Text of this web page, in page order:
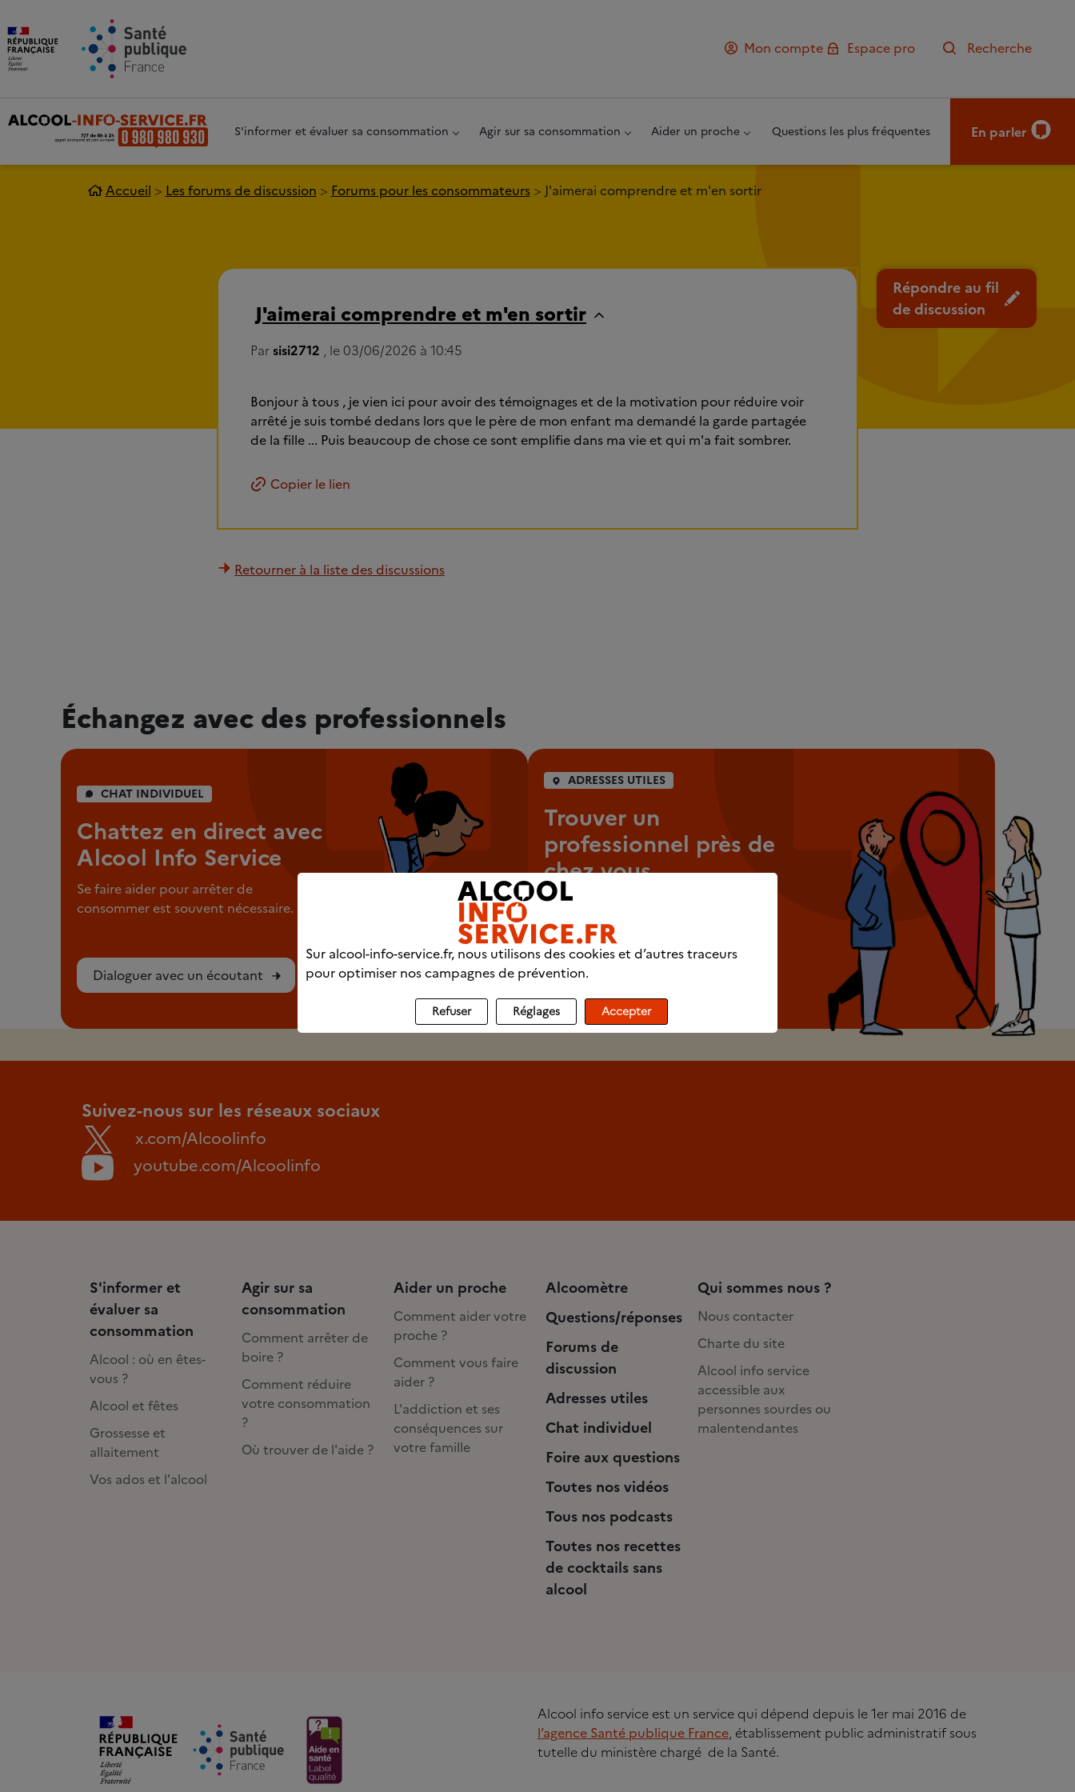
Mon compte
Espace pro Recherche
S'informer et évaluer sa consommation Agir sur sa consommation Aider un proche Questions les plus fréquentes En parler
Accueil Les forums de discussion Forums pour les consommateurs J'aimerai comprendre et m'en sortir
Répondre au fil
de discussion
J'aimerai comprendre et m'en sortir
Parsisi2712 , le 03/06/2026 à 10:45
Bonjour à tous , je vien ici pour avoir des témoignages et de la motivation pour réduire voir
arrêté je suis tombé dedans lors que le père de mon enfant ma demandé la garde partagée
de la fille ... Puis beaucoup de chose ce sont emplifie dans ma vie et qui m'a fait sombrer.
Copier le lien
Retourner à la liste des discussions
Échangez avec des professionnels
CHAT INDIVIDUEL
Chattez en direct avec
Alcool Info Service
Se faire aider pour arrêter de
consommer est souvent nécessaire.
Dialoguer avec un écoutant
ADRESSES UTILES
Trouver un
professionnel près de
chez vous
Se faire aider pour arrêter de
consommer est souvent nécessaire.
Suivez-nous sur les réseaux sociaux
x.com/Alcoolinfo
youtube.com/Alcoolinfo
S'informer et
évaluer sa
consommation
Alcool : où en êtes-
vous ?
Alcool et fêtes
Grossesse et
allaitement
Vos ados et l'alcool
Agir sur sa
consommation
Comment arrêter de
boire ?
Comment réduire
votre consommation
?
Où trouver de l'aide ?
Aider un proche
Comment aider votre
proche ?
Comment vous faire
aider ?
L'addiction et ses
conséquences sur
votre famille
Alcoomètre
Questions/réponses
Forums de
discussion
Adresses utiles
Chat individuel
Foire aux questions
Toutes nos vidéos
Tous nos podcasts
Toutes nos recettes
de cocktails sans
alcool
Qui sommes nous ?
Nous contacter
Charte du site
Alcool info service
accessible aux
personnes sourdes ou
malentendantes
Alcool info service est un service qui dépend depuis le 1er mai 2016 de
l’agence Santé publique France, établissement public administratif sous
tutelle du ministère chargé de la Santé.
Sur alcool-info-service.fr, nous utilisons des cookies et d’autres traceurs
pour optimiser nos campagnes de prévention.
Refuser Réglages Accepter